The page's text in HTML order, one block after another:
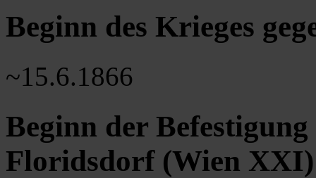
Beginn des Krieges
~15.6.1866
Beginn der
Floridsdorf (Wien XXI)